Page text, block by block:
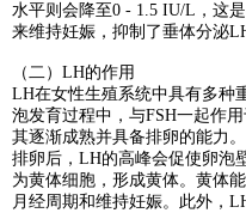
水平则会降至0 - 1.5 IU/L，这
来维持妊娠，抑制了垂体分泌
（二）LH的作用
LH在女性生殖系统中具有多种
泡发育过程中，与FSH一起作
其逐渐成熟并具备排卵的能力
排卵后，LH的高峰会促使卵泡
为黄体细胞，形成黄体。黄体
月经周期和维持妊娠。此外，